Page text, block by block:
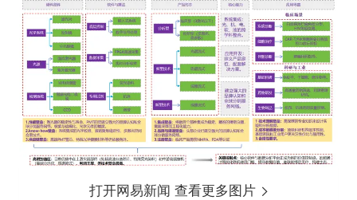
打开网易新闻 查看更多图片